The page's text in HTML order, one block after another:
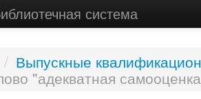
система
/ Выпускные
"адекватная